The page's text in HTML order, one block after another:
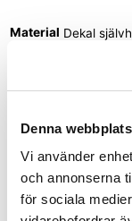
Denna
Vi använder
och annonserna
för sociala
Material Dekal
Förbudsskyltar
röka eller